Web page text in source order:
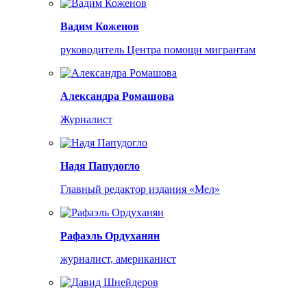
Вадим Коженов
руководитель Центра помощи мигрантам
Александра Ромашова
Журналист
Надя Папудогло
Главный редактор издания «Мел»
Рафаэль Ордуханян
журналист, американист